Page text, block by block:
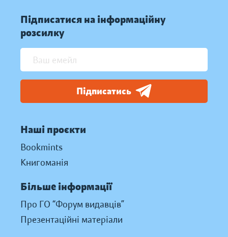
Підписатися на інформаційну
розсилку
Підписатись
Наші проєкти
Bookmints
Книгоманія
Більше інформації
Про ГО “Форум видавців”
Презентаційні матеріали